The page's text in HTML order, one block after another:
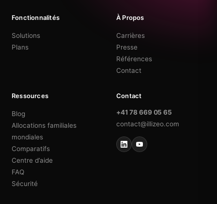
Fonctionnalités
Solutions
Plans
À Propos
Carrières
Presse
Références
Contact
Ressources
Blog
Allocations familiales
mondiales
Comparatifs
Centre d’aide
FAQ
Sécurité
Contact
+41 78 669 05 65
contact@illizeo.com